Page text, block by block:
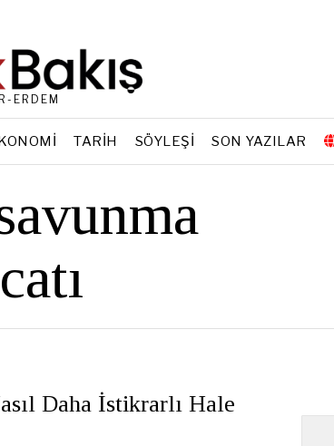
ERDEM
TARIH SÖYLEŞI SON YAZILAR
Daha İstikrarlı Hale